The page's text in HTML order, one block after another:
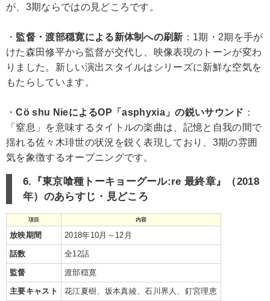
が、3期ならではの見どころです。
・ 監督・渡部穏寛による新体制への刷新 ：1期・2期を手が
けた森田修平から監督が交代し、映像表現のトーンが変わ
りました。新しい演出スタイルはシリーズに新鮮な空気を
もたらしています。
・Cö shu NieによるOP「asphyxia」の鋭いサウンド ：
「窒息」を意味するタイトルの楽曲は、記憶と自我の間で
揺れる佐々木琲世の状況を鋭く表現しており、3期の雰囲
気を象徴するオープニングです。
6.『東京喰種トーキョーグール:re 最終章』（2018
年）のあらすじ・見どころ
項目 内容
放映期間 2018年10月～12月
話数 全12話
監督 渡部穏寛
主要キャスト 花江夏樹、坂本真綾、石川界人、釘宮理恵